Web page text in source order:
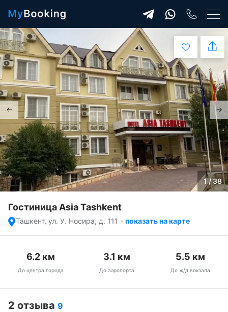
1 / 38
Гостиница Asia Tashkent
Ташкент, ул. У. Носира, д. 111 - показать на карте
6.2 км
До центра города
3.1 км
До аэропорта
5.5 км
До ж/д вокзала
2 отзыва 9